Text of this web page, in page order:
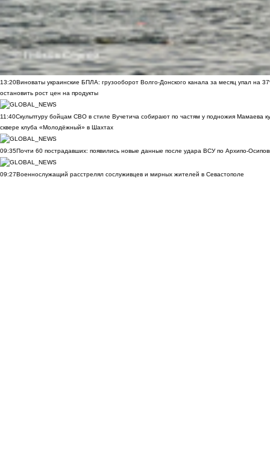
13:20Виноваты украинские БПЛА: грузооборот Волго-Донского канала за месяц упал на
остановить рост цен на продукты
11:40Скульптуру бойцам СВО в стиле Вучетича собирают по частям у подножия Мамаева
сквере клуба «Молодёжный» в Шахтах
09:35Почти 60 пострадавших: появились новые данные после удара ВСУ по Архипо-
09:27Военнослужащий расстрелял сослуживцев и мирных жителей в Севастополе